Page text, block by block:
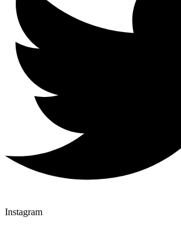
Instagram